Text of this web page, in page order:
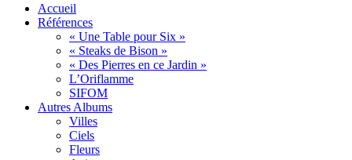
Accueil
Références
« Une Table pour Six »
« Steaks de Bison »
« Des Pierres en ce Jardin »
L’Oriflamme
SIFOM
Autres Albums
Villes
Ciels
Fleurs